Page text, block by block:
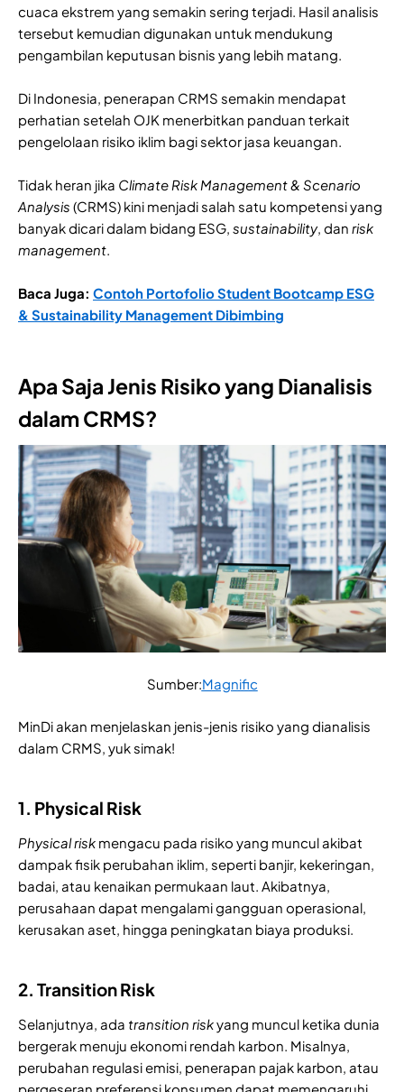
cuaca ekstrem yang semakin sering terjadi. Hasil analisis
tersebut kemudian digunakan untuk mendukung
pengambilan keputusan bisnis yang lebih matang.
Di Indonesia, penerapan CRMS semakin mendapat
perhatian setelah OJK menerbitkan panduan terkait
pengelolaan risiko iklim bagi sektor jasa keuangan.
Tidak heran jika Climate Risk Management & Scenario
Analysis (CRMS) kini menjadi salah satu kompetensi yang
banyak dicari dalam bidang ESG, sustainability, dan risk
management.
Baca Juga: Contoh Portofolio Student Bootcamp ESG
& Sustainability Management Dibimbing
Apa Saja Jenis Risiko yang Dianalisis
dalam CRMS?
Sumber:Magnific
MinDi akan menjelaskan jenis-jenis risiko yang dianalisis
dalam CRMS, yuk simak!
1. Physical Risk
Physical risk mengacu pada risiko yang muncul akibat
dampak fisik perubahan iklim, seperti banjir, kekeringan,
badai, atau kenaikan permukaan laut. Akibatnya,
perusahaan dapat mengalami gangguan operasional,
kerusakan aset, hingga peningkatan biaya produksi.
2. Transition Risk
Selanjutnya, ada transition riskyang muncul ketika dunia
bergerak menuju ekonomi rendah karbon. Misalnya,
perubahan regulasi emisi, penerapan pajak karbon, atau
pergeseran preferensi konsumen dapat memengaruhi